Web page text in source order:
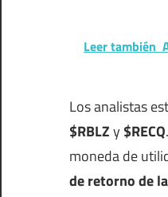
Leer también
Los analistas
$RBLZy$RECQ
moneda de
de retorno de